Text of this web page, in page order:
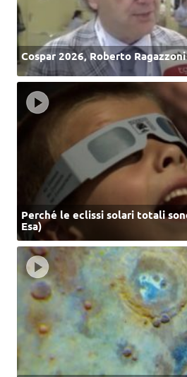
Cospar 2026, Roberto
Perché le eclissi solari totali
Esa)